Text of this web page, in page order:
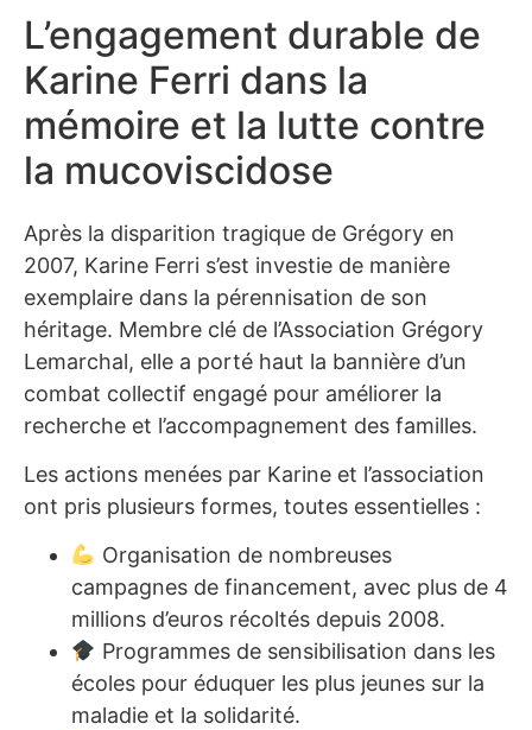
L’engagement durable de
Karine Ferri dans la
mémoire et la lutte contre
la mucoviscidose
Après la disparition tragique de Grégory en
2007, Karine Ferri s’est investie de manière
exemplaire dans la pérennisation de son
héritage. Membre clé de l’Association Grégory
Lemarchal, elle a porté haut la bannière d’un
combat collectif engagé pour améliorer la
recherche et l’accompagnement des familles.
Les actions menées par Karine et l’association
ont pris plusieurs formes, toutes essentielles :
Organisation de nombreuses
campagnes de financement, avec plus de 4
millions d’euros récoltés depuis 2008.
Programmes de sensibilisation dans les
écoles pour éduquer les plus jeunes sur la
maladie et la solidarité.